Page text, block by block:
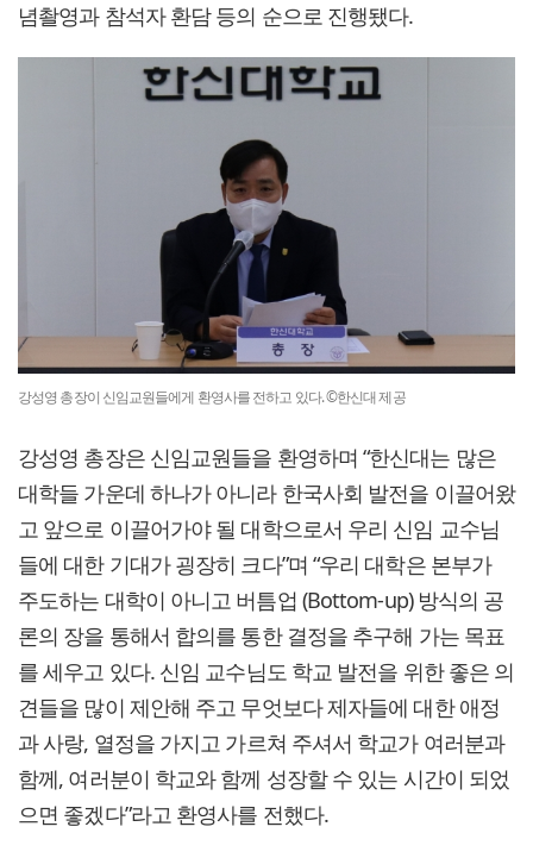
념촬영과 참석자 환담 등의 순으로 진행됐다.
강성영 총장이 신임교원들에게 환영사를 전하고 있다. ©한신대 제공
강성영 총장은 신임교원들을 환영하며 “한신대는 많은
대학들 가운데 하나가 아니라 한국사회 발전을 이끌어왔
고 앞으로 이끌어가야 될 대학으로서 우리 신임 교수님
들에 대한 기대가 굉장히 크다”며 “우리 대학은 본부가
주도하는 대학이 아니고 버틈업 (Bottom-up) 방식의 공
론의 장을 통해서 합의를 통한 결정을 추구해 가는 목표
를 세우고 있다. 신임 교수님도 학교 발전을 위한 좋은 의
견들을 많이 제안해 주고 무엇보다 제자들에 대한 애정
과 사랑, 열정을 가지고 가르쳐 주셔서 학교가 여러분과
함께, 여러분이 학교와 함께 성장할 수 있는 시간이 되었
으면 좋겠다”라고 환영사를 전했다.